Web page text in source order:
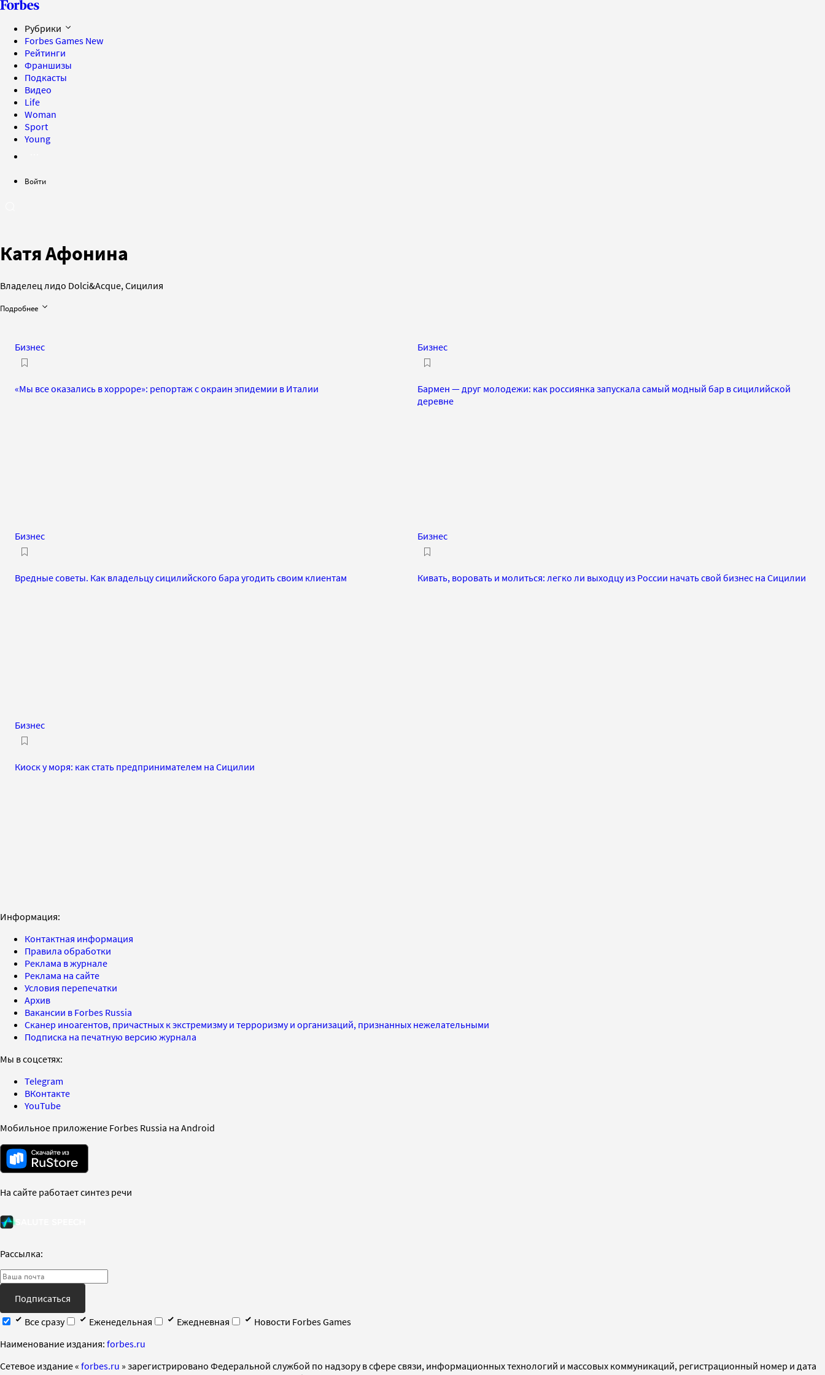
Рубрики
Forbes Games New
Рейтинги
Франшизы
Подкасты
Видео
Life
Woman
Sport
Young
Войти
Катя Афонина
Владелец лидо Dolci&Acque, Сицилия
Подробнее
Бизнес
«Мы все оказались в хорроре»: репортаж с окраин эпидемии в Италии
Бизнес
Бармен — друг молодежи: как россиянка запускала самый модный бар в сицилийской
деревне
Бизнес
Вредные советы. Как владельцу сицилийского бара угодить своим клиентам
Бизнес
Кивать, воровать и молиться: легко ли выходцу из России начать свой бизнес на Сицилии
Бизнес
Киоск у моря: как стать предпринимателем на Сицилии
Информация:
Контактная информация
Правила обработки
Реклама в журнале
Реклама на сайте
Условия перепечатки
Архив
Вакансии в Forbes Russia
Сканер иноагентов, причастных к экстремизму и терроризму и организаций, признанных нежелательными
Подписка на печатную версию журнала
Мы в соцсетях:
Telegram
ВКонтакте
YouTube
Мобильное приложение Forbes Russia на Android
На сайте работает синтез речи
Рассылка:
Подписаться
Все сразу
Еженедельная Ежедневная
Новости Forbes Games
Наименование издания: forbes.ru
Cетевое издание « forbes.ru » зарегистрировано Федеральной службой по надзору в сфере связи, информационных технологий и массовых коммуникаций, регистрационный номер и дата